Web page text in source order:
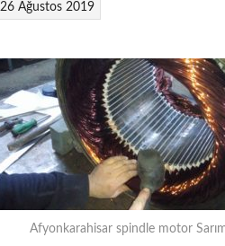
26 Ağustos 2019
Afyonkarahisar spindle motor